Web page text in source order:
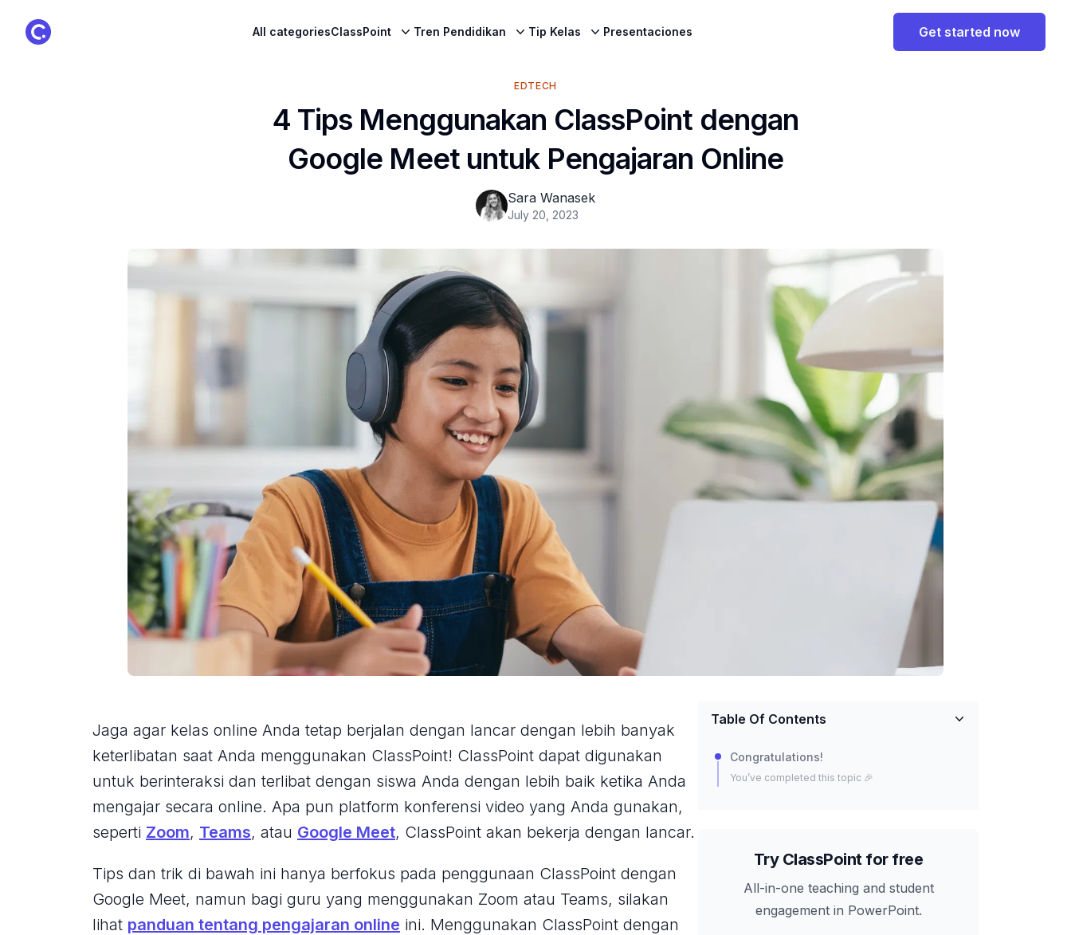
ClassPoint Logo All categoriesClassPoint Tren Pendidikan Tip Kelas Presentaciones Get started now
EDTECH
4 Tips Menggunakan ClassPoint dengan
Google Meet untuk Pengajaran Online
Sara Wanasek
July 20, 2023
Jaga agar kelas online Anda tetap berjalan dengan lancar dengan lebih banyak
keterlibatan saat Anda menggunakan ClassPoint! ClassPoint dapat digunakan
untuk berinteraksi dan terlibat dengan siswa Anda dengan lebih baik ketika Anda
mengajar secara online. Apa pun platform konferensi video yang Anda gunakan,
seperti Zoom, Teams, atau Google Meet, ClassPoint akan bekerja dengan lancar.
Tips dan trik di bawah ini hanya berfokus pada penggunaan ClassPoint dengan
Google Meet, namun bagi guru yang menggunakan Zoom atau Teams, silakan
lihat panduan tentang pengajaran online ini. Menggunakan ClassPoint dengan
Table Of Contents
Congratulations!
You’ve completed this topic 🎉
Try ClassPoint for free
All-in-one teaching and student
engagement in PowerPoint.